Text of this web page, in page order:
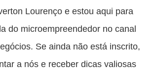
Lourenço e estou aqui para
do microempreendedor no canal
Se ainda não está inscrito,
a nós e receber dicas valiosas